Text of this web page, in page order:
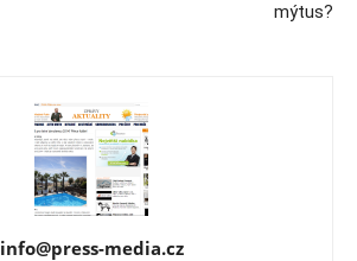
mýtus?
info@press-media.cz